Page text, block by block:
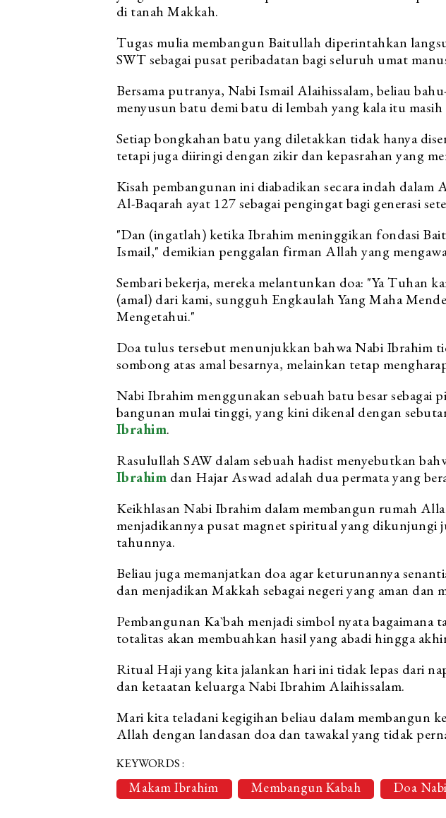
di tanah Makkah.
Tugas mulia membangun Baitullah diperintahkan
SWT sebagai pusat peribadatan bagi seluruh umat
Bersama putranya, Nabi Ismail Alaihissalam, beliau
menyusun batu demi batu di lembah yang kala itu masih
Setiap bongkahan batu yang diletakkan tidak hanya
tetapi juga diiringi dengan zikir dan kepasrahan yang
Kisah pembangunan ini diabadikan secara indah dalam
Al-Baqarah ayat 127 sebagai pengingat bagi generasi
"Dan (ingatlah) ketika Ibrahim meninggikan fondasi
Ismail," demikian penggalan firman Allah yang
Sembari bekerja, mereka melantunkan doa: "Ya Tuhan
(amal) dari kami, sungguh Engkaulah Yang Maha
Mengetahui."
Doa tulus tersebut menunjukkan bahwa Nabi Ibrahim
sombong atas amal besarnya, melainkan tetap
Nabi Ibrahim menggunakan sebuah batu besar sebagai
bangunan mulai tinggi, yang kini dikenal dengan
Ibrahim.
Rasulullah SAW dalam sebuah hadist menyebutkan
Ibrahim dan Hajar Aswad adalah dua permata yang
Keikhlasan Nabi Ibrahim dalam membangun rumah
menjadikannya pusat magnet spiritual yang dikunjungi
tahunnya.
Beliau juga memanjatkan doa agar keturunannya
dan menjadikan Makkah sebagai negeri yang aman dan
Pembangunan Ka`bah menjadi simbol nyata bagaimana
totalitas akan membuahkan hasil yang abadi hingga
Ritual Haji yang kita jalankan hari ini tidak lepas dari
dan ketaatan keluarga Nabi Ibrahim Alaihissalam.
Mari kita teladani kegigihan beliau dalam membangun
Allah dengan landasan doa dan tawakal yang tidak
KEYWORDS :
Makam Ibrahim Membangun Kabah Doa